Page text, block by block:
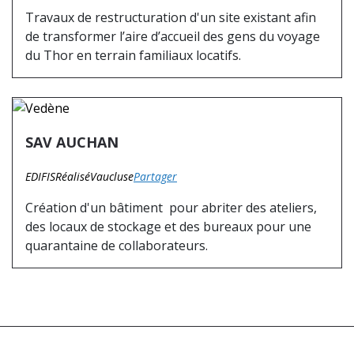
Travaux de restructuration d'un site existant afin
de transformer l’aire d’accueil des gens du voyage
du Thor en terrain familiaux locatifs.
SAV AUCHAN
EDIFISRéaliséVauclusePartager
Création d'un bâtiment pour abriter des ateliers,
des locaux de stockage et des bureaux pour une
quarantaine de collaborateurs.